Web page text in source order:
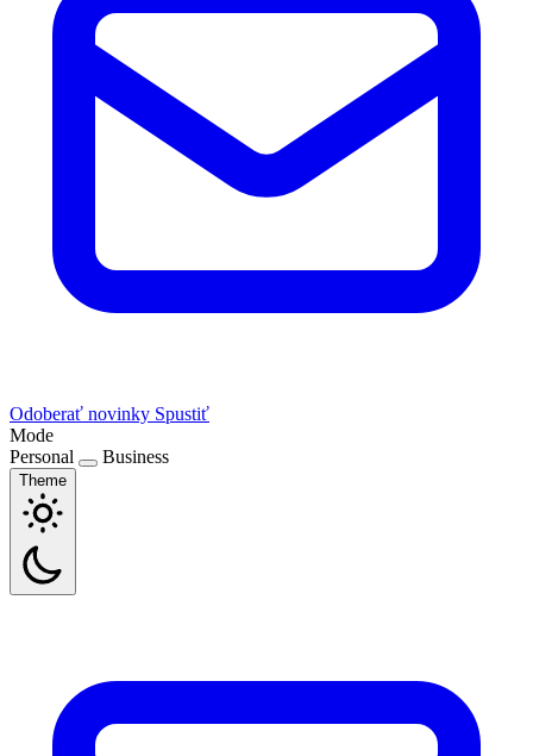
Odoberať novinky Spustiť
Mode
Personal
Business
Theme